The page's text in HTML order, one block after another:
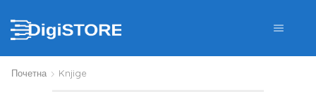
Почетна Knjige